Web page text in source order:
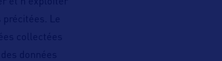
et n’exploiter
Le
collectées
données